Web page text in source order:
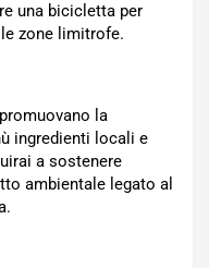
una bicicletta per
zone limitrofe.
la
ingredienti locali e
a sostenere
ambientale legato al